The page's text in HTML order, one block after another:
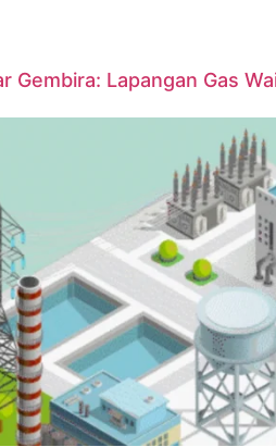
Gembira: Lapangan Gas